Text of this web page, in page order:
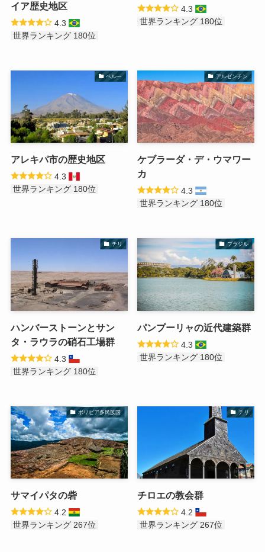
イア歴史地区
4.3
世界ランキング 180位
4.3
世界ランキング 180位
ペルー
アレキパ市の歴史地区
4.3
世界ランキング 180位
アルゼンチン
ケブラーダ・デ・ウマワー
カ
4.3
世界ランキング 180位
チリ
ハンバーストーンとサン
タ・ラウラの硝石工場群
4.3
世界ランキング 180位
ブラジル
パンプーリャの近代建築群
4.3
世界ランキング 180位
ボリビア多民族国
サマイパタの砦
4.2
世界ランキング 267位
チリ
チロエの教会群
4.2
世界ランキング 267位